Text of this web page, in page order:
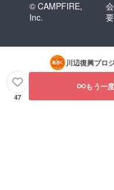
© CAMPFIRE,
Inc.
要
川辺復興プロ
47
もう一